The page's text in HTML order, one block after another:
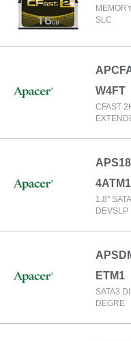
SLC
W4FT
CFAST
1.8"
DEVSLP
ETM1
SATA3
DEGRE